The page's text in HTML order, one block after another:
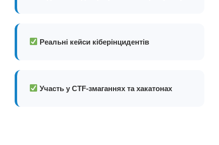
Реальні кейси кіберінцидентів
Участь у CTF-змаганнях та хакатонах